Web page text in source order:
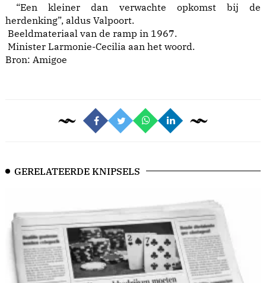
“Een kleiner dan verwachte opkomst bij de
herdenking”, aldus Valpoort.
Beeldmateriaal van de ramp in 1967.
Minister Larmonie-Cecilia aan het woord.
Bron: Amigoe
GERELATEERDE KNIPSELS